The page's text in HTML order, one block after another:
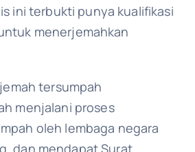
ini terbukti punya kualifikasi
menerjemahkan
tersumpah
menjalani proses
oleh lembaga negara